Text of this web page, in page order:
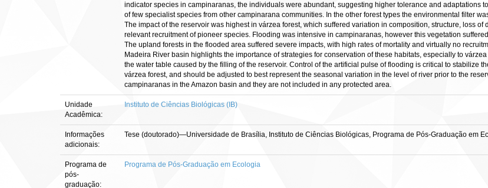
indicator species in campinaranas, the individuals were abundant, suggesting higher tolerance and adaptations
of few specialist species from other campinarana communities. In the other forest types the environmental filter
The impact of the reservoir was highest in várzea forest, which suffered variation in composition, structure, loss
relevant recruitment of pioneer species. Flooding was intensive in campinaranas, however this vegetation
The upland forests in the flooded area suffered severe impacts, with high rates of mortality and virtually no
Madeira River basin highlights the importance of strategies for conservation of these habitats, especially to
the water table caused by the filling of the reservoir. Control of the artificial pulse of flooding is critical to stabilize
várzea forest, and should be adjusted to best represent the seasonal variation in the level of river prior to the
campinaranas in the Amazon basin and they are not included in any protected area.
Unidade
Acadêmica:
Instituto de Ciências Biológicas (IB)
Informações
adicionais:
Tese (doutorado)—Universidade de Brasília, Instituto de Ciências Biológicas, Programa de Pós-Graduação em
Programa de
pós-
graduação:
Programa de Pós-Graduação em Ecologia